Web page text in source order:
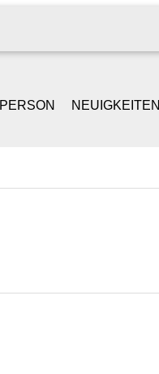
PERSON NEUIGKEITEN